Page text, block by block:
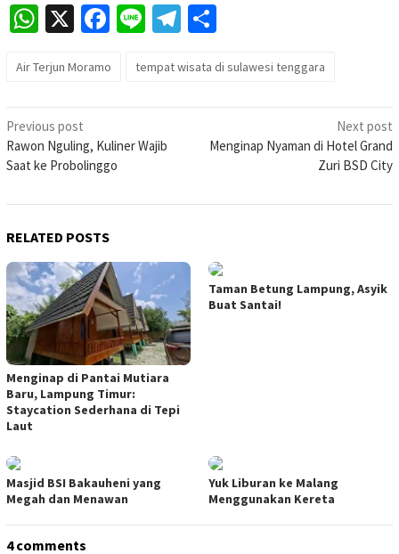
WhatsApp
X Facebook
LineTelegram
Air Terjun Moramo tempat wisata di sulawesi tenggara
Post
navigation
Previous post
Rawon Nguling, Kuliner Wajib
Saat ke Probolinggo
Next post
Menginap Nyaman di Hotel Grand
Zuri BSD City
RELATED POSTS
Menginap di Pantai Mutiara
Baru, Lampung Timur:
Staycation Sederhana di Tepi
Laut
Taman Betung Lampung, Asyik
Buat Santai!
Masjid BSI Bakauheni yang
Megah dan Menawan
Yuk Liburan ke Malang
Menggunakan Kereta
4 comments